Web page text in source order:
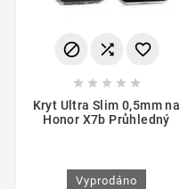
  
    
Kryt Ultra Slim 0,5mm na
Honor X7b Průhledný
Vyprodáno